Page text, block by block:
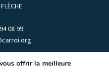
08 99
+
offrir la meilleure